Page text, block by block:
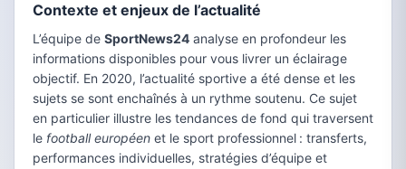
Contexte et enjeux de l’actualité
L’équipe de SportNews24 analyse en profondeur les
informations disponibles pour vous livrer un éclairage
objectif. En 2020, l’actualité sportive a été dense et les
sujets se sont enchaînés à un rythme soutenu. Ce sujet
en particulier illustre les tendances de fond qui traversent
le football européen et le sport professionnel : transferts,
performances individuelles, stratégies d’équipe et